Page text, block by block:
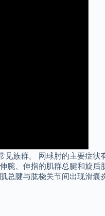
族群。 网球肘的主要症
、伸指的肌群总腱和旋
腱与肱桡关节间出现滑